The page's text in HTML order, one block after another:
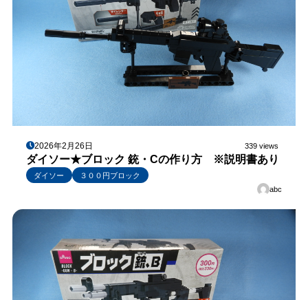
2026年2月26日 339 views
ダイソー★ブロック 銃・Cの作り方 ※説明書あり
ダイソー
３００円ブロック
abc